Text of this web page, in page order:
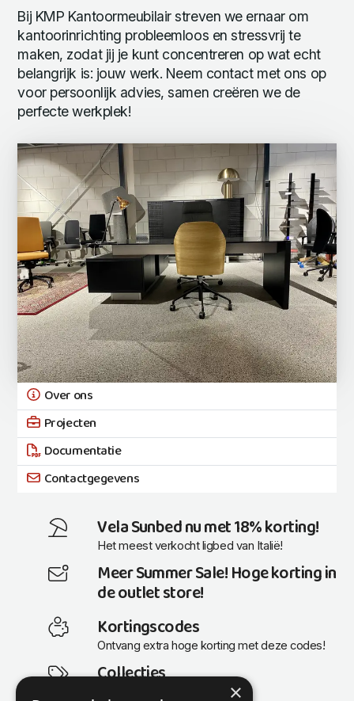
Bij KMP Kantoormeubilair streven we ernaar om
kantoorinrichting probleemloos en stressvrij te
maken, zodat jij je kunt concentreren op wat echt
belangrijk is: jouw werk. Neem contact met ons op
voor persoonlijk advies, samen creëren we de
perfecte werkplek!
Over ons
Projecten
Documentatie
Contactgegevens
Vela Sunbed nu met 18% korting!
Het meest verkocht ligbed van Italië!
Meer Summer Sale! Hoge korting in
de outlet store!
Kortingscodes
Ontvang extra hoge korting met deze codes!
Collecties
Actuele en populaire collecties
×